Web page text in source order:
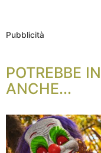
Pubblicità
POTREBBE
ANCHE...